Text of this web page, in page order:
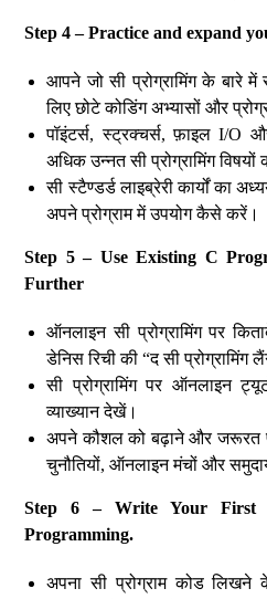
Step 4 – Practice and expand
आपने जो सी प्रोग्रामिंग के बारे
लिए छोटे कोडिंग अभ्यासों और
पॉइंटर्स, स्ट्रक्चर्स, फ़ाइल I/O
अधिक उन्नत सी प्रोग्रामिंग
सी स्टैण्डर्ड लाइब्रेरी कार्यों का
अपने प्रोग्राम में उपयोग कैसे करें।
Step 5 – Use Existing C
Further
ऑनलाइन सी प्रोग्रामिंग पर
डेनिस रिची की “द सी प्रोग्रामिंग
सी प्रोग्रामिंग पर ऑनलाइन
व्याख्यान देखें।
अपने कौशल को बढ़ाने और जरूरत
चुनौतियों, ऑनलाइन मंचों और
Step 6 – Write Your First
Programming.
अपना सी प्रोग्राम कोड